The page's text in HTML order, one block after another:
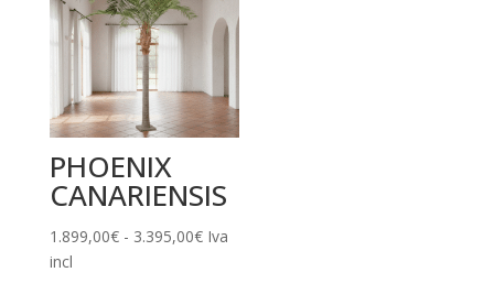
PHOENIX
CANARIENSIS
1.899,00€ - 3.395,00€Rango
Iva
incl